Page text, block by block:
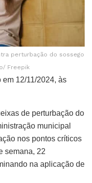
perturbação do sossego
Freepik
em 12/11/2024, às
de perturbação do
municipal
nos pontos críticos
semana, 22
na aplicação de